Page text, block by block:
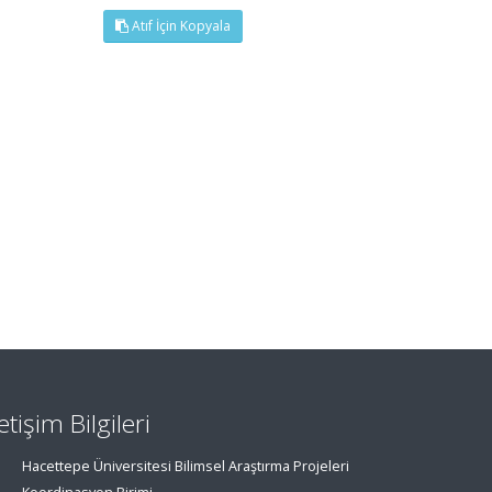
Atıf İçin Kopyala
Bilgileri
Hacettepe Üniversitesi Bilimsel Araştırma Projeleri